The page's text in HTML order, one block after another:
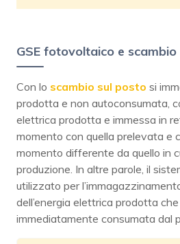
GSE fotovoltaico e
Con lo scambio sul posto si
prodotta e non autoconsumata,
elettrica prodotta e immessa in
momento con quella prelevata e
momento differente da quello in
produzione. In altre parole, il
utilizzato per
dell’energia elettrica prodotta
immediatamente consumata dal